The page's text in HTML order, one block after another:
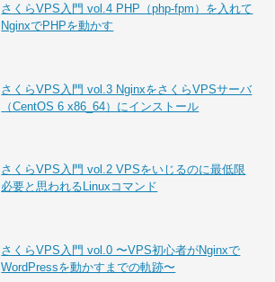
さくらVPS入門 vol.4 PHP（php-fpm）を入れて
NginxでPHPを動かす
さくらVPS入門 vol.3 NginxをさくらVPSサーバ
（CentOS 6 x86_64）にインストール
さくらVPS入門 vol.2 VPSをいじるのに最低限
必要と思われるLinuxコマンド
さくらVPS入門 vol.0 〜VPS初心者がNginxで
WordPressを動かすまでの軌跡〜